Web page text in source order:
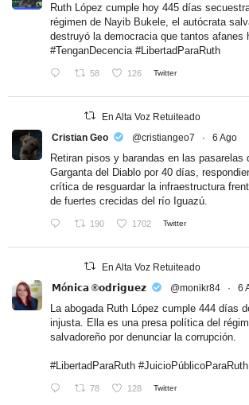
Ruth López cumple hoy 445 días
régimen de Nayib Bukele, el autócrata
destruyó la democracia que tantos afanes
#TenganDecencia #LibertadParaRuth
58 126 Twitter
En Alta Voz Retuiteado
Cristian Geo
@cristiangeo7 · 6 Ago
Retiran pisos y barandas en las pasarelas
Garganta del Diablo por 40 días,
crítica de resguardar la infraestructura
de fuertes crecidas del río Iguazú.
190 1702 Twitter
En Alta Voz Retuiteado
𝗠ó𝗻𝗶𝗰𝗮 ®𝗼𝗱𝗿𝗶𝗴𝘂𝗲𝘇
@monikr84 · 6
La abogada Ruth López cumple 444 días
injusta. Ella es una presa política del
salvadoreño por denunciar la corrupción.
#LibertadParaRuth #JuicioPúblicoParaRuth
78 128 Twitter